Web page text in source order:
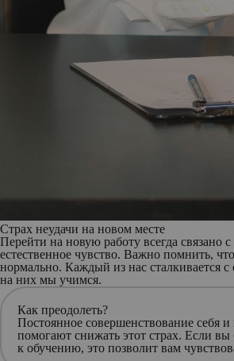
Страх неудачи на новом месте
Перейти на новую работу всегда связано
естественное чувство. Важно помнить,
нормально. Каждый из нас сталкивается
на них мы учимся.
Как преодолеть?
Постоянное совершенствование себя
помогают снижать этот страх. Если вы
к обучению, это позволит вам